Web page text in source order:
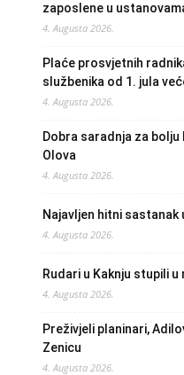
zaposlene u
4. Augusta 2026.
Plaće prosvjetnih
službenika od 1. jula
4. Augusta 2026.
Dobra saradnja za
Olova
4. Augusta 2026.
Najavljen hitni sastanak
4. Augusta 2026.
Rudari u Kaknju stupili
4. Augusta 2026.
Preživjeli planinari,
Zenicu
4. Augusta 2026.